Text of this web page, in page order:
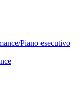
Piano esecutivo